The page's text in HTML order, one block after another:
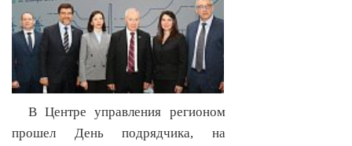
В Центре управления регионом
прошел День подрядчика, на